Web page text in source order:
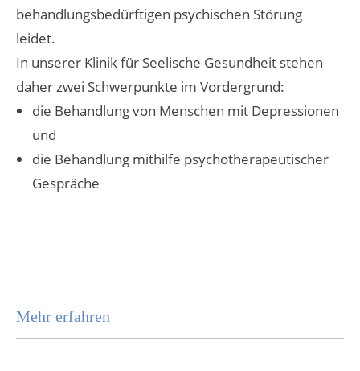
behandlungsbedürftigen psychischen Störung
leidet.
In unserer Klinik für Seelische Gesundheit stehen
daher zwei Schwerpunkte im Vordergrund:
die Behandlung von Menschen mit Depressionen
und
die Behandlung mithilfe psychotherapeutischer
Gespräche
Mehr erfahren